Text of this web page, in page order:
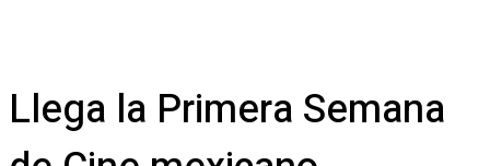
Llega la Primera Semana